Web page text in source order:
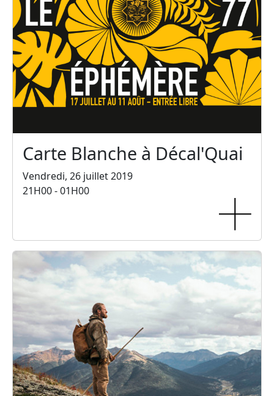
Carte Blanche à Décal'Quai
Vendredi, 26 juillet 2019
21H00 - 01H00